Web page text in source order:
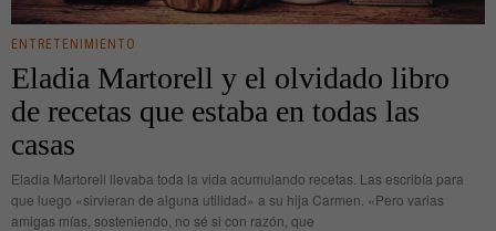
ENTRETENIMIENTO
Eladia Martorell y el olvidado libro
de recetas que estaba en todas las
casas
Eladia Martorell llevaba toda la vida acumulando recetas. Las escribía para
que luego «sirvieran de alguna utilidad» a su hija Carmen. «Pero varias
amigas mías, sosteniendo, no sé si con razón, que